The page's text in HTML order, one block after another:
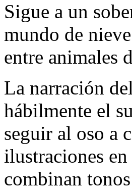
Sigue a un
mundo de
entre animales
La narración
hábilmente el
seguir al oso a
ilustraciones
combinan